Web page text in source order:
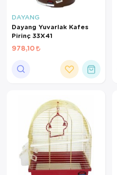
DAYANG
Dayang Yuvarlak Kafes
Pirinç 33X41
978,10